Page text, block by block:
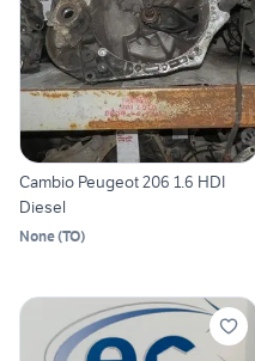
Cambio Peugeot 206 1.6 HDI
Diesel
None(TO)